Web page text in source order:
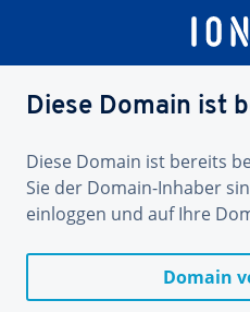
Diese Domain ist
Diese Domain ist bereits
Sie der Domain-Inhaber
einloggen und auf Ihre
Domain